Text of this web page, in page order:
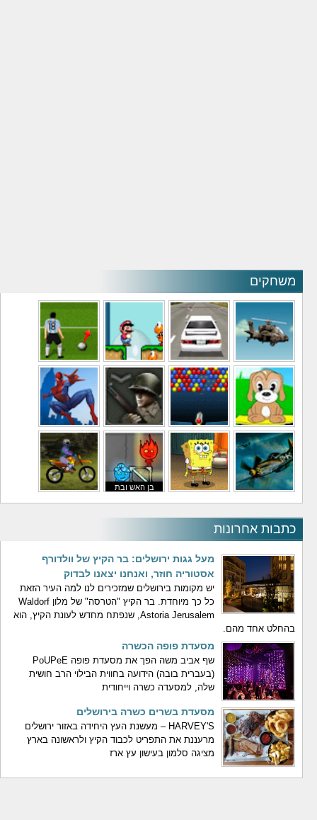
משחקים
משחקי מסוקים משחקי מכוניות משחקי סופר מריו משחקי כדורגל
משחקי לילדים משחקי באבלס משחקי מלחמה משחקי גיבורים
בן האש ובת
כתבות אחרונות
מעל גגות ירושלים: בר הקיץ של וולדורף
אסטוריה חוזר, ואנחנו יצאנו לבדוק
יש מקומות בירושלים שמזכירים לנו למה העיר הזאת
כל כך מיוחדת. בר הקיץ "הטרסה" של מלון Waldorf
Astoria Jerusalem, שנפתח מחדש לעונת הקיץ, הוא
בהחלט אחד מהם.
מסעדת פופה הכשרה
שף אביב משה הפך את מסעדת פופה PoUPeE
(בעברית בובה) הידועה בחווית הבילוי הרב חושית
שלה, למסעדה כשרה וייחודית
מסעדת בשרים כשרה בירושלים
HARVEY'S – מעשנת העץ היחידה באזור ירושלים
מרעננת את התפריט לכבוד הקיץ ולראשונה בארץ
מציגה סלמון בעישון עץ ארז